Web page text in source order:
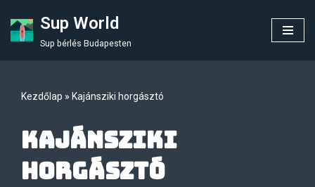
Skip
Sup World
Sup bérlés Budapesten
Kezdőlap » Kajánsziki horgásztó
Kajánsziki
horgásztó